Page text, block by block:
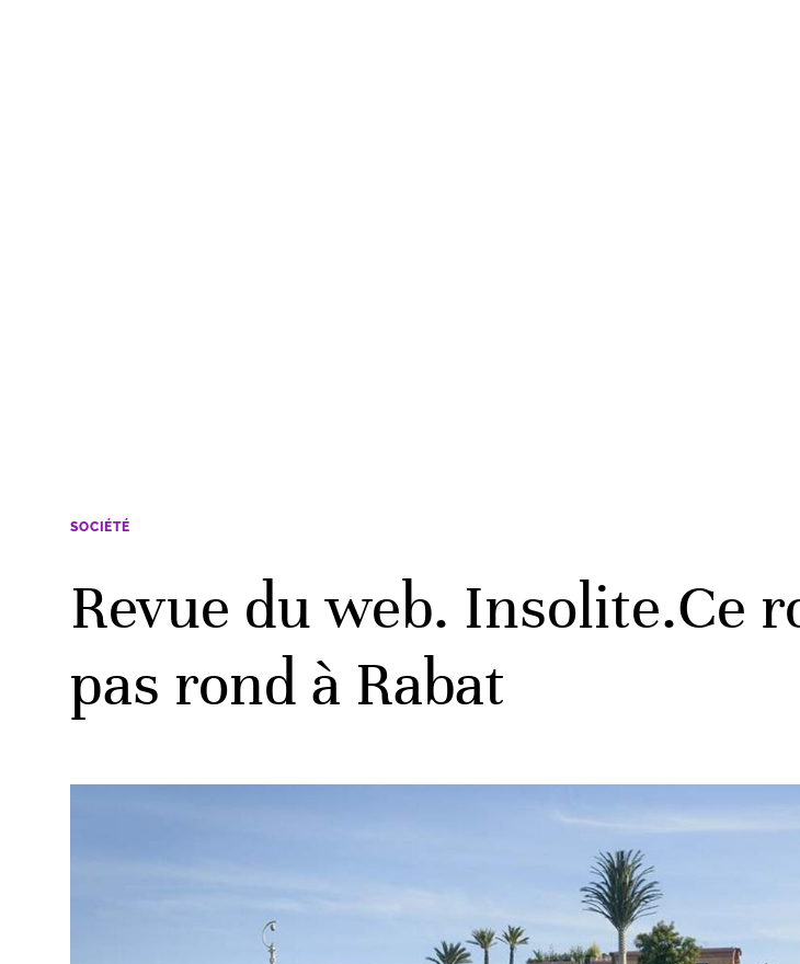
SOCIÉTÉ
Revue du web. Insolite.Ce
pas rond à Rabat